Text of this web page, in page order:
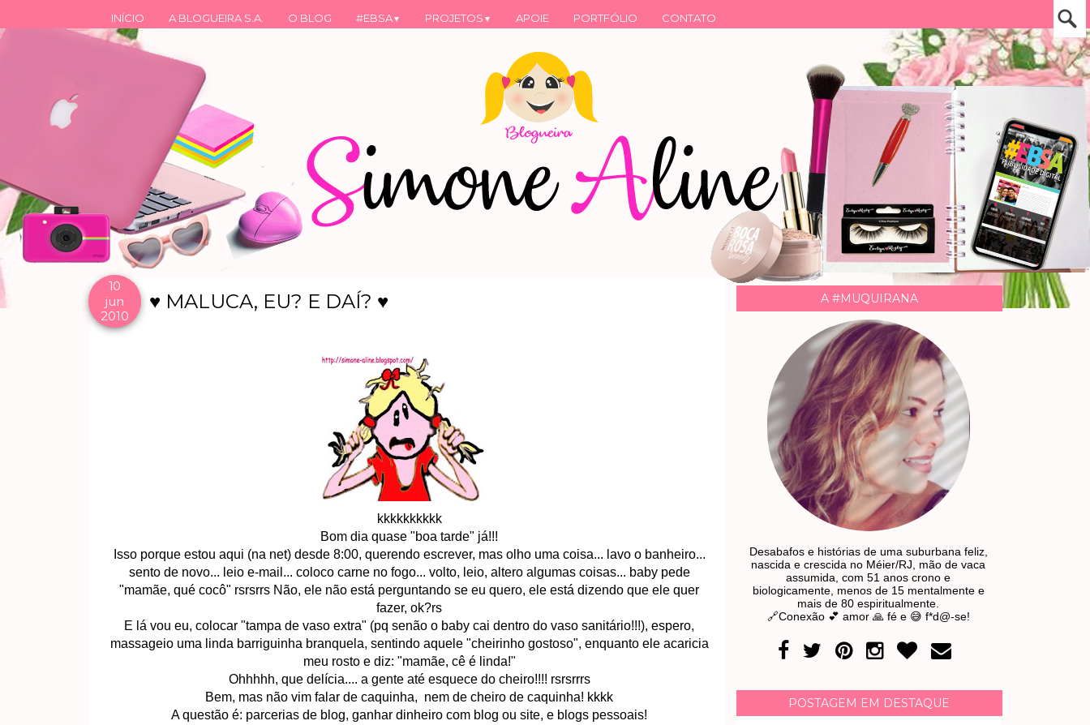
INÍCIO A BLOGUEIRA S.A. O BLOG #EBSA▼ PROJETOS ▼ APOIE PORTFÓLIO CONTATO
10
jun
2010
♥ MALUCA, EU? E DAÍ? ♥
kkkkkkkkkk
Bom dia quase "boa tarde" já!!!
Isso porque estou aqui (na net) desde 8:00, querendo escrever, mas olho uma coisa... lavo o banheiro...
sento de novo... leio e-mail... coloco carne no fogo... volto, leio, altero algumas coisas... baby pede
"mamãe, qué cocô" rsrsrrs Não, ele não está perguntando se eu quero, ele está dizendo que ele quer
fazer, ok?rs
E lá vou eu, colocar "tampa de vaso extra" (pq senão o baby cai dentro do vaso sanitário!!!), espero,
massageio uma linda barriguinha branquela, sentindo aquele "cheirinho gostoso", enquanto ele acaricia
meu rosto e diz: "mamãe, cê é linda!"
Ohhhhh, que delícia.... a gente até esquece do cheiro!!!! rsrsrrrs
Bem, mas não vim falar de caquinha, nem de cheiro de caquinha! kkkk
A questão é: parcerias de blog, ganhar dinheiro com blog ou site, e blogs pessoais!
A #MUQUIRANA
Desabafos e histórias de uma suburbana feliz,
nascida e crescida no Méier/RJ, mão de vaca
assumida, com 51 anos crono e
biologicamente, menos de 15 mentalmente e
mais de 80 espiritualmente.
🔗Conexão 💕 amor 🙏 fé e 😅 f*d@-se!
POSTAGEM EM DESTAQUE